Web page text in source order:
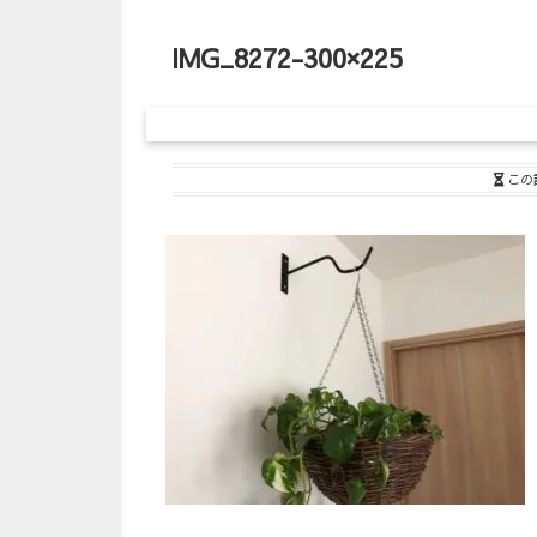
IMG_8272-300×225
この